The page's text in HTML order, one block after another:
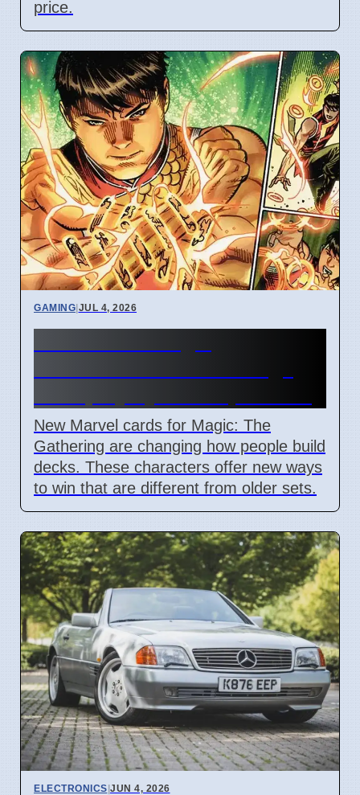
price.
GAMING|JUL 4, 2026
New Marvel cards for Magic: The
Gathering are changing how people build
decks. These characters offer new ways
to win that are different from older sets.
ELECTRONICS|JUN 4, 2026